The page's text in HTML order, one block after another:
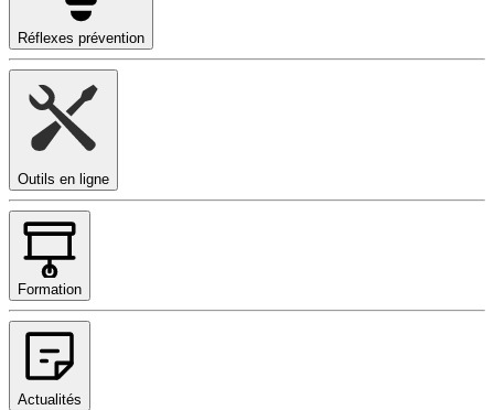
Réflexes prévention
Outils en ligne
Formation
Actualités